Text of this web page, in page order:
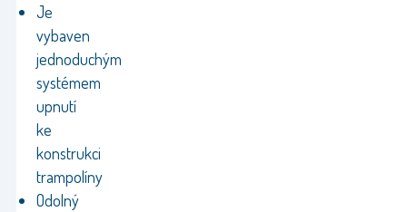
Je
vybaven
jednoduchým
systémem
upnutí
ke
konstrukci
trampolíny
Odolný